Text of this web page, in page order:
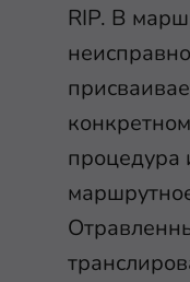
RIP. В
процедура